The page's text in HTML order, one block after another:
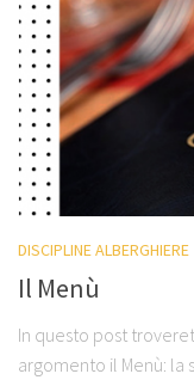
DISCIPLINE ALBERGHIERE
Il Menù
In questo post
argomento il Menù: la